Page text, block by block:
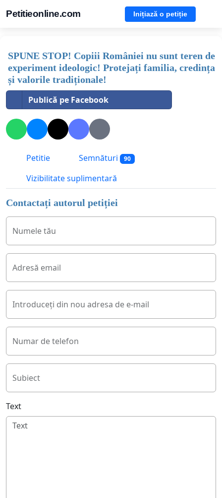
Petitieonline.com Inițiază o petiție
SPUNE STOP! Copiii României nu sunt teren de
experiment ideologic! Protejați familia, credința
și valorile tradiționale!
Publică pe Facebook
Petitie Semnături 90
Vizibilitate suplimentară
Contactați autorul petiției
Numele tău
Adresă email
Introduceți din nou adresa de e-mail
Numar de telefon
Subiect
Text